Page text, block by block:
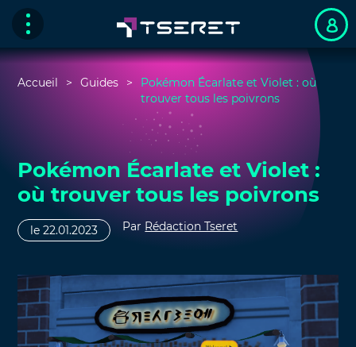
Accueil Guides
Pokémon Écarlate et Violet : où
trouver tous les poivrons
Pokémon Écarlate et Violet :
où trouver tous les poivrons
le 22.01.2023 Par Rédaction Tseret